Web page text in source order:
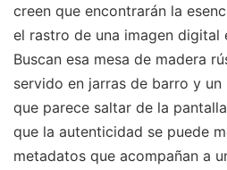
creen que encontrarán la
el rastro de una imagen digital
Buscan esa mesa de madera
servido en jarras de barro y
que parece saltar de la
que la autenticidad se puede
metadatos que acompañan a